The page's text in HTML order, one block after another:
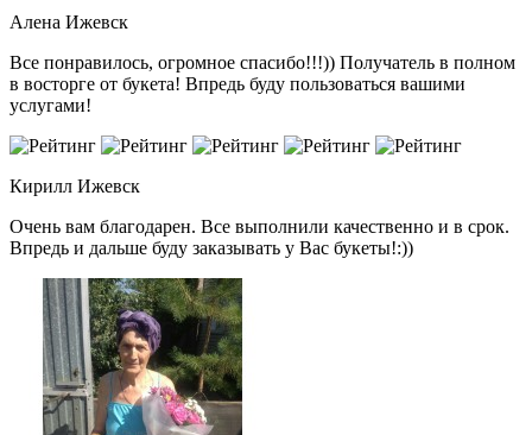
Алена Ижевск
Все понравилось, огромное спасибо!!!)) Получатель в полном
в восторге от букета! Впредь буду пользоваться вашими
услугами!
Кирилл Ижевск
Очень вам благодарен. Все выполнили качественно и в срок.
Впредь и дальше буду заказывать у Вас букеты!:))